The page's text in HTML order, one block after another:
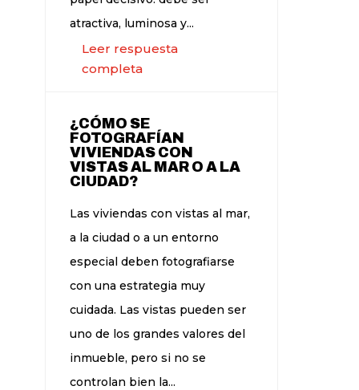
atractiva, luminosa y...
Leer respuesta
completa
¿CÓMO SE
FOTOGRAFÍAN
VIVIENDAS CON
VISTAS AL MAR O A LA
CIUDAD?
Las viviendas con vistas al mar,
a la ciudad o a un entorno
especial deben fotografiarse
con una estrategia muy
cuidada. Las vistas pueden ser
uno de los grandes valores del
inmueble, pero si no se
controlan bien la...